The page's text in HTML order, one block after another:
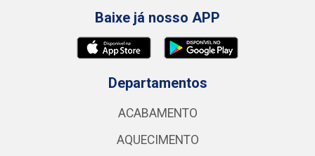
Baixe já nosso APP
Departamentos
ACABAMENTO
AQUECIMENTO